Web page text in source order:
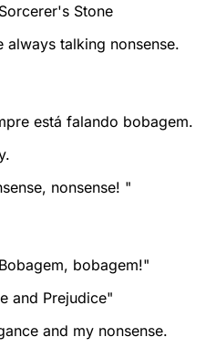
Stone
always talking nonsense.
está falando bobagem.
nonsense! "
bobagem!"
and Prejudice"
and my nonsense.